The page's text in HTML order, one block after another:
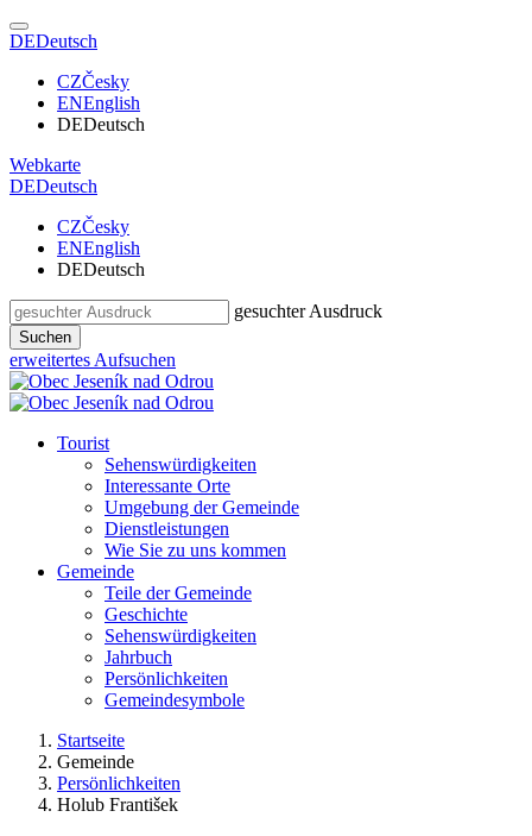
DEDeutsch
CZČesky
ENEnglish
DEDeutsch
Webkarte
DEDeutsch
CZČesky
ENEnglish
DEDeutsch
gesuchter Ausdruck
Suchen
erweitertes Aufsuchen
Tourist
Sehenswürdigkeiten
Interessante Orte
Umgebung der Gemeinde
Dienstleistungen
Wie Sie zu uns kommen
Gemeinde
Teile der Gemeinde
Geschichte
Sehenswürdigkeiten
Jahrbuch
Persönlichkeiten
Gemeindesymbole
Startseite
Gemeinde
Persönlichkeiten
Holub František